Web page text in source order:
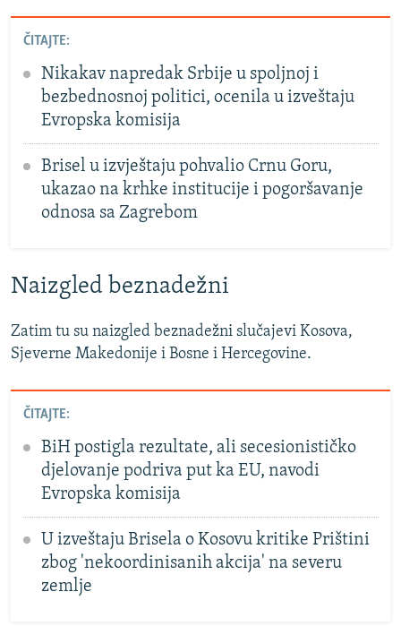
ČITAJTE:
Nikakav napredak Srbije u spoljnoj i
bezbednosnoj politici, ocenila u izveštaju
Evropska komisija
Brisel u izvještaju pohvalio Crnu Goru,
ukazao na krhke institucije i pogoršavanje
odnosa sa Zagrebom
Naizgled beznadežni
Zatim tu su naizgled beznadežni slučajevi Kosova,
Sjeverne Makedonije i Bosne i Hercegovine.
ČITAJTE:
BiH postigla rezultate, ali secesionističko
djelovanje podriva put ka EU, navodi
Evropska komisija
U izveštaju Brisela o Kosovu kritike Prištini
zbog 'nekoordinisanih akcija' na severu
zemlje